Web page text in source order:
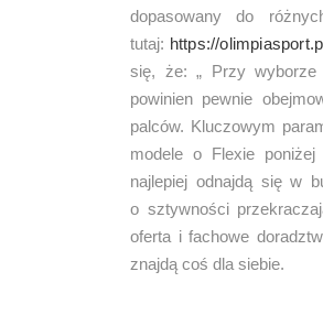
dopasowany do
tutaj: https://
się, że: „ Przy wyborze
powinien pewnie
palców. Kluczowym
modele o Flexie poniżej
najlepiej odnajdą się w
o sztywności
oferta i fachowe
znajdą coś dla siebie.